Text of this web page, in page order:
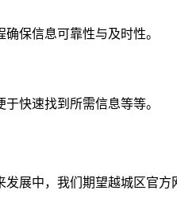
保信息可靠性与及时性。
快速找到所需信息等等。
展中，我们期望越城区官方